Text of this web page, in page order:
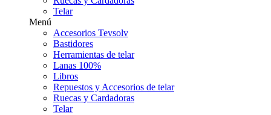
Telar
Menú
Accesorios Tevsolv
Bastidores
Herramientas de telar
Lanas 100%
Libros
Repuestos y Accesorios de telar
Ruecas y Cardadoras
Telar